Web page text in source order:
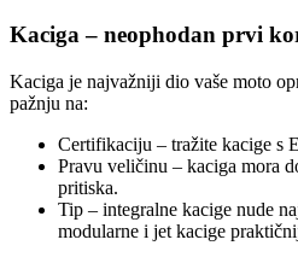
Kaciga – neophodan prvi
Kaciga je najvažniji dio vaše moto
pažnju na:
Certifikaciju – tražite kacige s
Pravu veličinu – kaciga mora
pritiska.
Tip – integralne kacige nude
modularne i jet kacige